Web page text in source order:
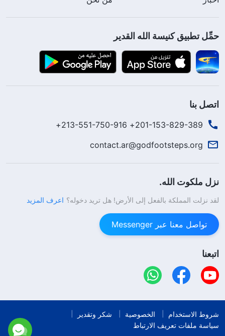
حمِّل تطبيق كنيسة الله القدير
اتصل بنا
201-153-829-389+ 213-551-750-916+
contact.ar@godfootsteps.org
نزل ملكوت الله.
لقد نزلت المملكة بالفعل إلى الأرض! هل تريد دخوله؟ اعرف المزيد
تواصل معنا عبر Messenger
اتبعنا
شروط الاستخدام الخصوصية
شكر وتقدير
سياسة ملفات تعريف الارتباط